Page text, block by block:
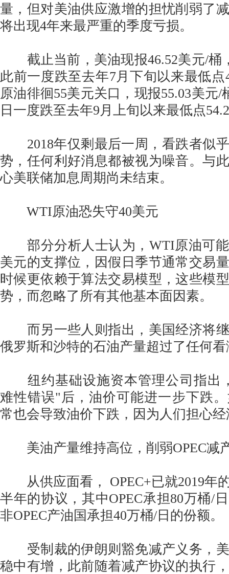
量，但对美油供应激增的担忧削弱了
将出现4年来最严重的季度亏损。
截止当前，美油现报46.52美元/桶
此前一度跌至去年7月下旬以来最低点
原油徘徊55美元关口，现报55.03美元/
日一度跌至去年9月上旬以来最低点
2018年仅剩最后一周，看跌者似
势，任何利好消息都被视为噪音。与
心美联储加息周期尚未结束。
WTI原油恐失守40美元
部分分析人士认为，WTI原油可能
美元的支撑位，因假日季节通常交易
时候更依赖于算法交易模型，这些模
势，而忽略了所有其他基本面因素。
而另一些人则指出，美国经济将继
俄罗斯和沙特的石油产量超过了任何
纽约基础设施资本管理公司指出
难性错误"后，油价可能进一步下跌
常也会导致油价下跌，因为人们担心
美油产量维持高位，削弱OPEC减
从供应面看， OPEC+已就2019年
半年的协议，其中OPEC承担80万桶/
非OPEC产油国承担40万桶/日的份额。
受制裁的伊朗则豁免减产义务，美
稳中有增，此前随着减产协议的执行